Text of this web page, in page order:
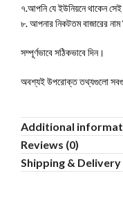
৭.আপনি যে ইউনিয়নে থাকেন সেই
৮. আপনার নিকটতম বাজারের নাম
সম্পূর্ণভাবে সঠিকভাবে দিন।
অবশ্যই উপরোক্ত তথ্যগুলো
Additional
Reviews (0)
Shipping & Delivery